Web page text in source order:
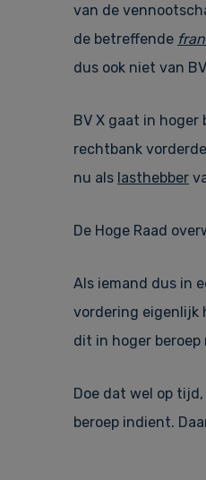
van de
de betreffende
dus ook niet van
BV X gaat in
rechtbank
nu als lasthebber
De Hoge Raad
Als iemand dus in
vordering eigenlijk
dit in hoger beroep
Doe dat wel op
beroep indient.